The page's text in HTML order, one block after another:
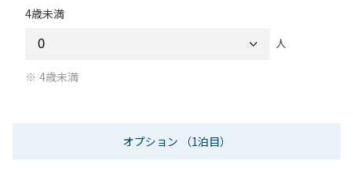
4歳未満
人
4歳未満
オプション （1泊目）